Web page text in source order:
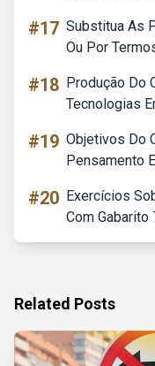
#17 Substitua As
Ou Por
#18 Produção Do
Tecnologias
#19 Objetivos Do
Pensamento
#20 Exercícios
Com Gabarito
Related Posts